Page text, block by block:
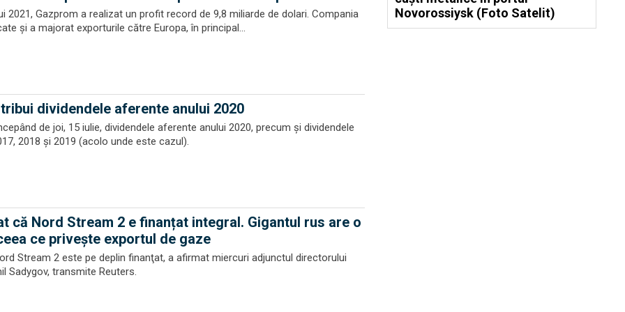
2021, Gazprom a realizat un profit record de 9,8 miliarde de dolari. Compania
și a majorat exporturile către Europa, în principal...
dividendele aferente anului 2020
de joi, 15 iulie, dividendele aferente anului 2020, precum şi dividendele
2018 şi 2019 (acolo unde este cazul).
că Nord Stream 2 e finanțat integral. Gigantul rus are o
ce privește exportul de gaze
Stream 2 este pe deplin finanţat, a afirmat miercuri adjunctul directorului
Sadygov, transmite Reuters.
Novorossiysk (Foto Satelit)